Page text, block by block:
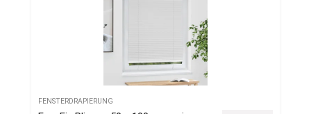
FENSTERDRAPIERUNG